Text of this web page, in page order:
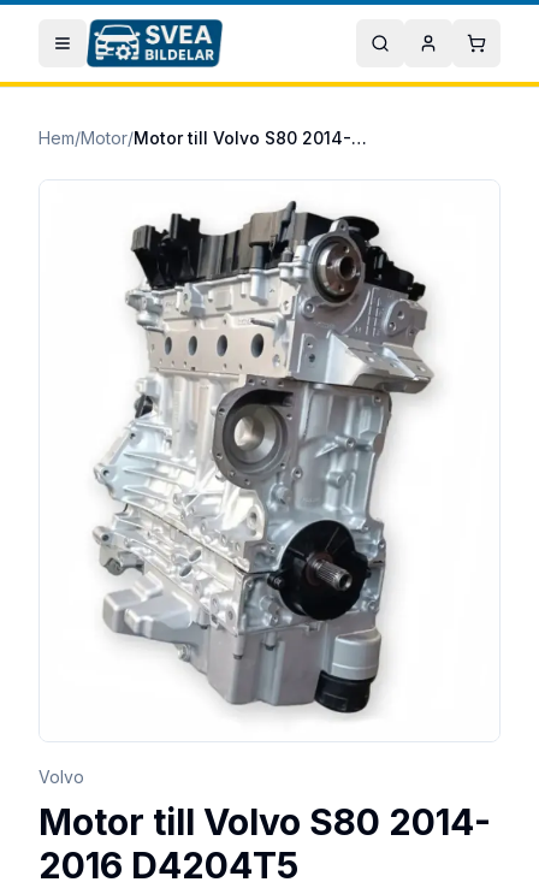
Hoppa till huvudinnehåll
Öppna meny Sök Mitt konto
Hem/Motor/ Motor till Volvo S80 2014-2016 D4204T5
Volvo
Motor till Volvo S80 2014-
2016 D4204T5